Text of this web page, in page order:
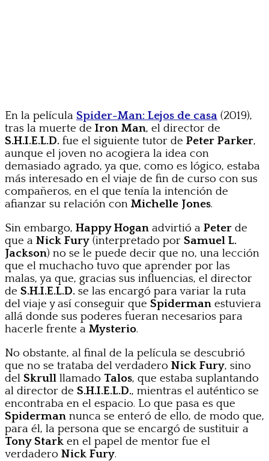
En la película Spider-Man: Lejos de casa (2019),
tras la muerte de Iron Man, el director de
S.H.I.E.L.D. fue el siguiente tutor de Peter Parker,
aunque el joven no acogiera la idea con
demasiado agrado, ya que, como es lógico, estaba
más interesado en el viaje de fin de curso con sus
compañeros, en el que tenía la intención de
afianzar su relación con Michelle Jones.
Sin embargo, Happy Hogan advirtió a Peter de
que a Nick Fury (interpretado por Samuel L.
Jackson) no se le puede decir que no, una lección
que el muchacho tuvo que aprender por las
malas, ya que, gracias sus influencias, el director
de S.H.I.E.L.D. se las encargó para variar la ruta
del viaje y así conseguir que Spiderman estuviera
allá donde sus poderes fueran necesarios para
hacerle frente a Mysterio.
No obstante, al final de la película se descubrió
que no se trataba del verdadero Nick Fury, sino
del Skrull llamado Talos, que estaba suplantando
al director de S.H.I.E.L.D., mientras el auténtico se
encontraba en el espacio. Lo que pasa es que
Spiderman nunca se enteró de ello, de modo que,
para él, la persona que se encargó de sustituir a
Tony Stark en el papel de mentor fue el
verdadero Nick Fury.